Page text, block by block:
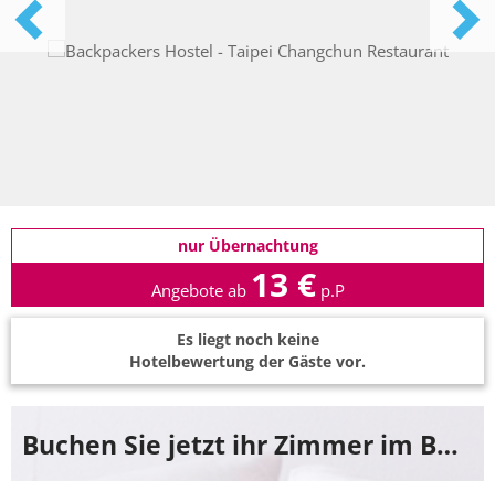
nur Übernachtung
Angebote ab 13 € p.P
Es liegt noch keine
Hotelbewertung der Gäste vor.
Buchen Sie jetzt ihr Zimmer im Backpackers Hostel - Taipei Changchun